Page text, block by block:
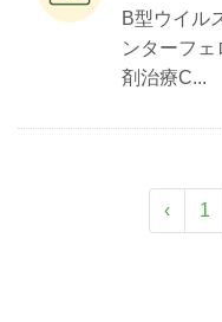
B型ウイル
ンターフ
剤治療C...
‹ 1